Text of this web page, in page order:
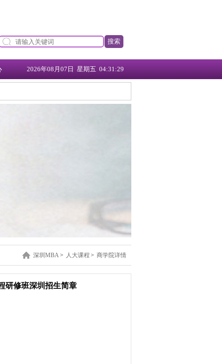
搜索
2026年08月07日 星期五 04:31:30
深圳MBA> 人大课程 > 商学院详情
研修班深圳招生简章